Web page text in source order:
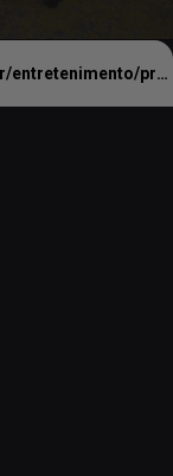
https://www.cnnbrasil.com.br/entretenimento/protagonista-de-emilia-perez-visita-pontos-turisticos-de-sp-veja/